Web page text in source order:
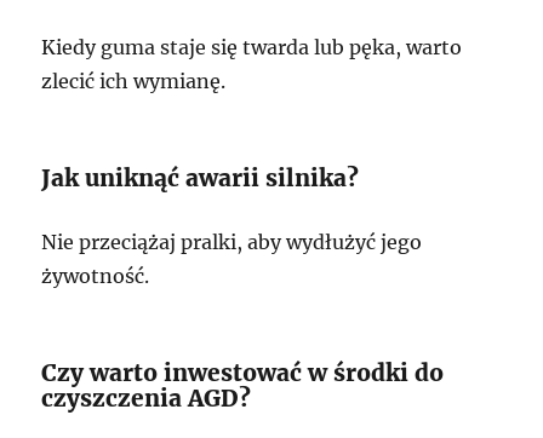
Kiedy guma staje się twarda lub pęka, warto
zlecić ich wymianę.
Jak uniknąć awarii silnika?
Nie przeciążaj pralki, aby wydłużyć jego
żywotność.
Czy warto inwestować w środki do
czyszczenia AGD?